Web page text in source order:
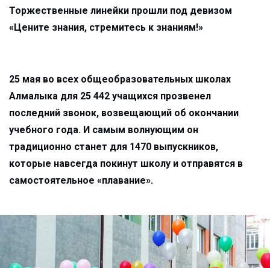
Торжественные линейки прошли под девизом
«Цените знания, стремитесь к знаниям!»
25 мая во всех общеобразовательных школах
Алмалыка для 25 442 учащихся прозвенел
последний звонок, возвещающий об окончании
учебного года. И самым волнующим он
традиционно станет для 1470 выпускников,
которые навсегда покинут школу и отправятся в
самостоятельное «плавание».